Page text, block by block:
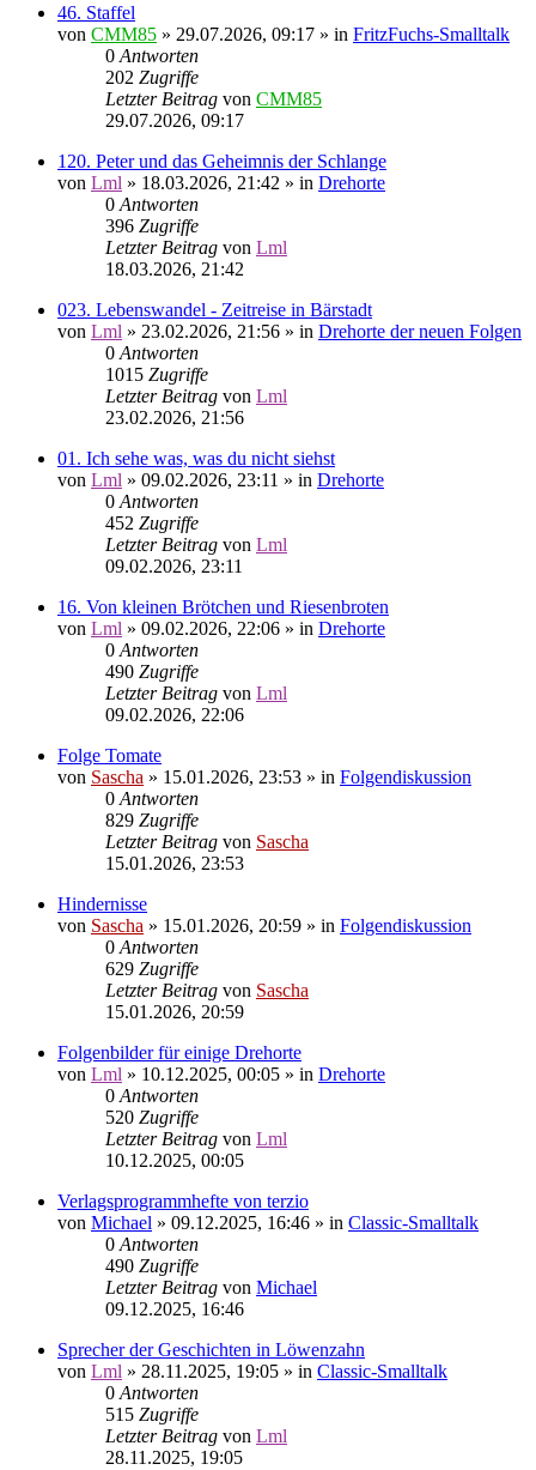
46. Staffel
von CMM85 » 29.07.2026, 09:17 » in FritzFuchs-Smalltalk
0 Antworten
202 Zugriffe
Letzter Beitrag von CMM85
29.07.2026, 09:17
120. Peter und das Geheimnis der Schlange
von Lml » 18.03.2026, 21:42 » in Drehorte
0 Antworten
396 Zugriffe
Letzter Beitrag von Lml
18.03.2026, 21:42
023. Lebenswandel - Zeitreise in Bärstadt
von Lml » 23.02.2026, 21:56 » in Drehorte der neuen Folgen
0 Antworten
1015 Zugriffe
Letzter Beitrag von Lml
23.02.2026, 21:56
01. Ich sehe was, was du nicht siehst
von Lml » 09.02.2026, 23:11 » in Drehorte
0 Antworten
452 Zugriffe
Letzter Beitrag von Lml
09.02.2026, 23:11
16. Von kleinen Brötchen und Riesenbroten
von Lml » 09.02.2026, 22:06 » in Drehorte
0 Antworten
490 Zugriffe
Letzter Beitrag von Lml
09.02.2026, 22:06
Folge Tomate
von Sascha » 15.01.2026, 23:53 » in Folgendiskussion
0 Antworten
829 Zugriffe
Letzter Beitrag von Sascha
15.01.2026, 23:53
Hindernisse
von Sascha » 15.01.2026, 20:59 » in Folgendiskussion
0 Antworten
629 Zugriffe
Letzter Beitrag von Sascha
15.01.2026, 20:59
Folgenbilder für einige Drehorte
von Lml » 10.12.2025, 00:05 » in Drehorte
0 Antworten
520 Zugriffe
Letzter Beitrag von Lml
10.12.2025, 00:05
Verlagsprogrammhefte von terzio
von Michael » 09.12.2025, 16:46 » in Classic-Smalltalk
0 Antworten
490 Zugriffe
Letzter Beitrag von Michael
09.12.2025, 16:46
Sprecher der Geschichten in Löwenzahn
von Lml » 28.11.2025, 19:05 » in Classic-Smalltalk
0 Antworten
515 Zugriffe
Letzter Beitrag von Lml
28.11.2025, 19:05